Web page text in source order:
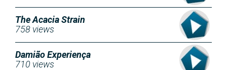
The Acacia Strain
758 views
Damião Experiença
710 views